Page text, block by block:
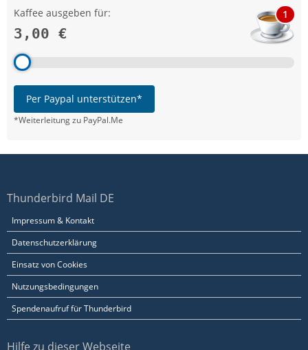
Kaffee ausgeben für:
3,00 €
1
Per Paypal unterstützen*
*Weiterleitung zu PayPal.Me
Thunderbird Mail DE
Impressum & Kontakt
Datenschutzerklärung
Einsatz von Cookies
Nutzungsbedingungen
Spendenaufruf für Thunderbird
Hilfe zu dieser Webseite